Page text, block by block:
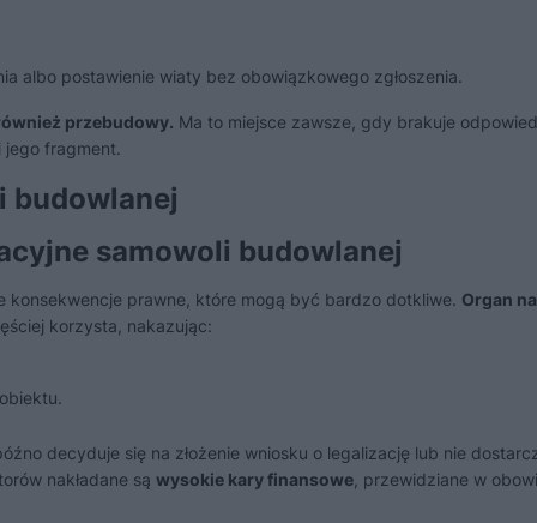
albo postawienie wiaty bez obowiązkowego zgłoszenia.
przebudowy. Ma to miejsce zawsze, gdy brakuje
jego fragment.
budowlanej
samowoli budowlanej
konsekwencje prawne, które mogą być bardzo dotkliwe. Organ
korzysta, nakazując:
decyduje się na złożenie wniosku o legalizację lub nie
nakładane są wysokie kary finansowe , przewidziane w